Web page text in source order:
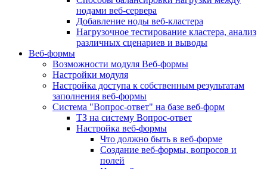
нодами веб-сервера
Добавление ноды веб-кластера
Нагрузочное тестирование кластера, анализ
различных сценариев и выводы
Веб-формы
Возможности модуля Веб-формы
Настройки модуля
Настройка доступа к собственным результатам
заполнения веб-формы
Система "Вопрос-ответ" на базе веб-форм
ТЗ на систему Вопрос-ответ
Настройка веб-формы
Что должно быть в веб-форме
Создание веб-формы, вопросов и
полей